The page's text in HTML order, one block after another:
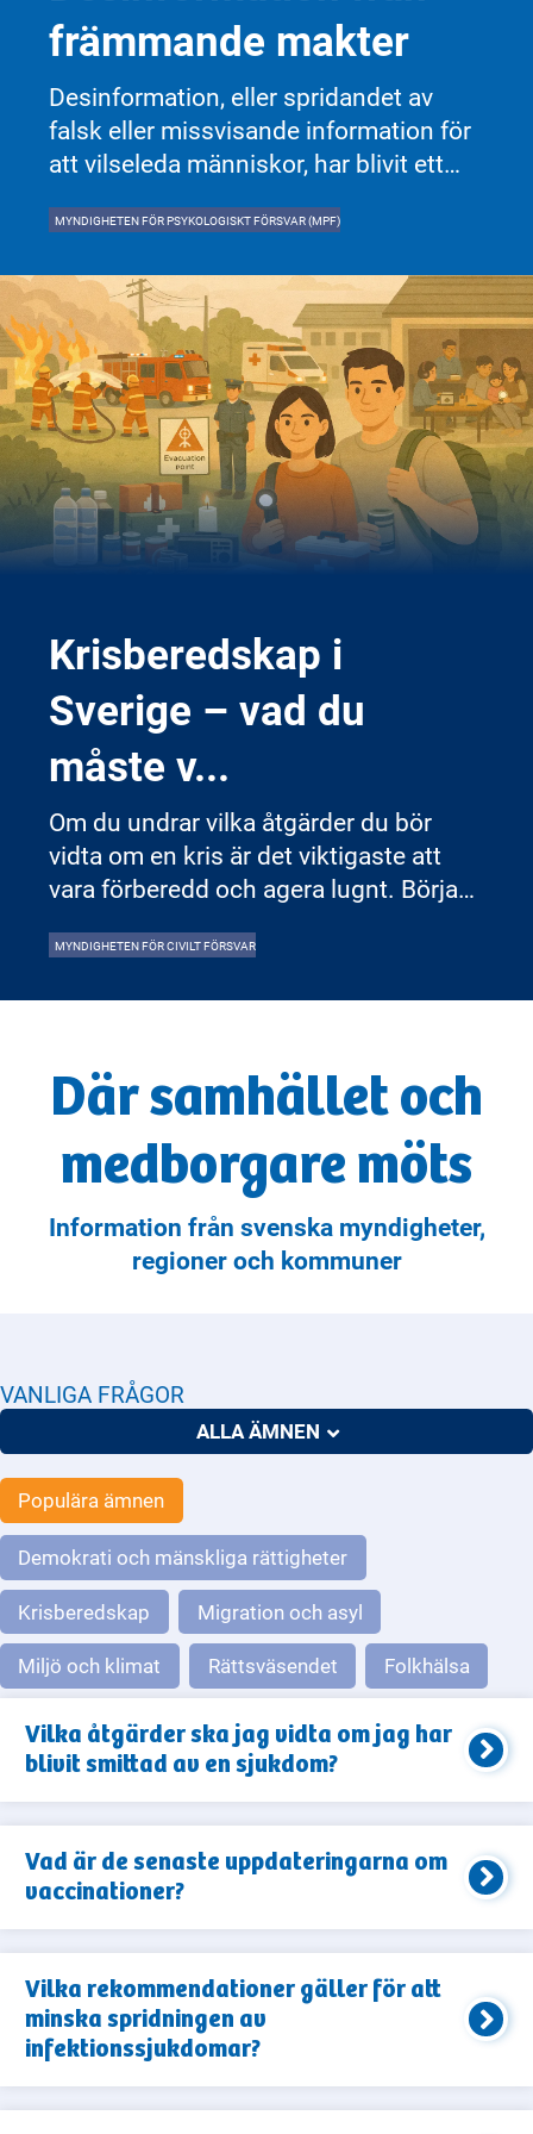
främmande makter
Desinformation, eller spridandet av
falsk eller missvisande information för
att vilseleda människor, har blivit ett
makter. Genom att sprida vilseledande
påverka opinionen, skapa osäkerhet
och undergräva förtroendet för
demokratiska institutioner.
MYNDIGHETEN FÖR PSYKOLOGISKT FÖRSVAR (MPF)
Krisberedskap i
Sverige – vad du
måste v...
Om du undrar vilka åtgärder du bör
vidta om en kris är det viktigaste att
vara förberedd och agera lugnt. Börja
genom pålitlig information och följ
och nödvändiga mediciner så att du
klarar di
...
MYNDIGHETEN FÖR CIVILT FÖRSVAR
Där samhället och
medborgare möts
Information från svenska myndigheter,
regioner och kommuner
VANLIGA FRÅGOR
Populära ämnen
Demokrati och mänskliga rättigheter
Krisberedskap Migration och asyl
Miljö och klimat Rättsväsendet Folkhälsa
ALLA ÄMNEN
Vilka åtgärder ska jag vidta om jag har
blivit smittad av en sjukdom?
Vad är de senaste uppdateringarna om
vaccinationer?
Vilka rekommendationer gäller för att
minska spridningen av
infektionssjukdomar?